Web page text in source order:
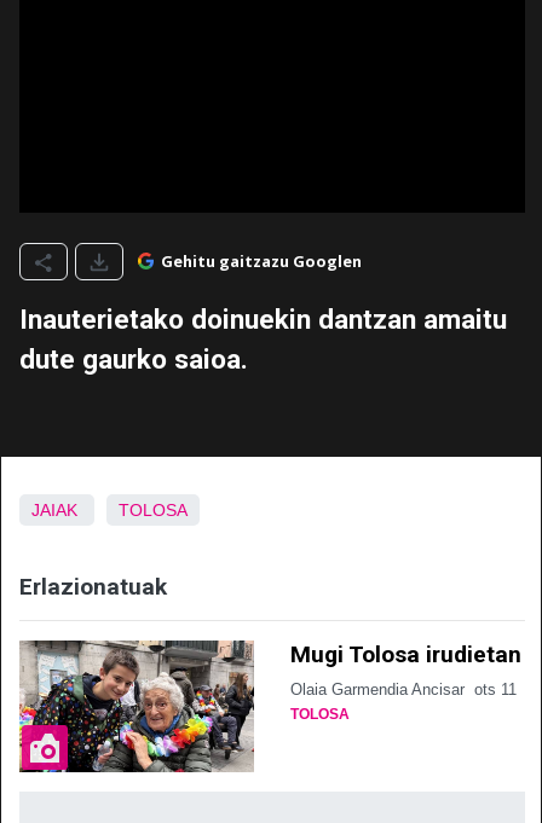
Gehitu gaitzazu Googlen
Inauterietako doinuekin dantzan amaitu
dute gaurko saioa.
JAIAK TOLOSA
Erlazionatuak
Mugi Tolosa irudietan
Olaia Garmendia Ancisar ots 11
TOLOSA